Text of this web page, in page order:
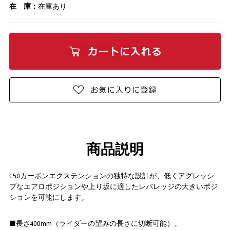
在 庫： 在庫あり
商品説明
C50カーボンエクステンションの独特な設計が、低くアグレッシ
ブなエアロポジションや上り坂に適したレバレッジの大きいポジ
ションを可能にします。
■長さ400mm（ライダーの望みの長さに切断可能）。